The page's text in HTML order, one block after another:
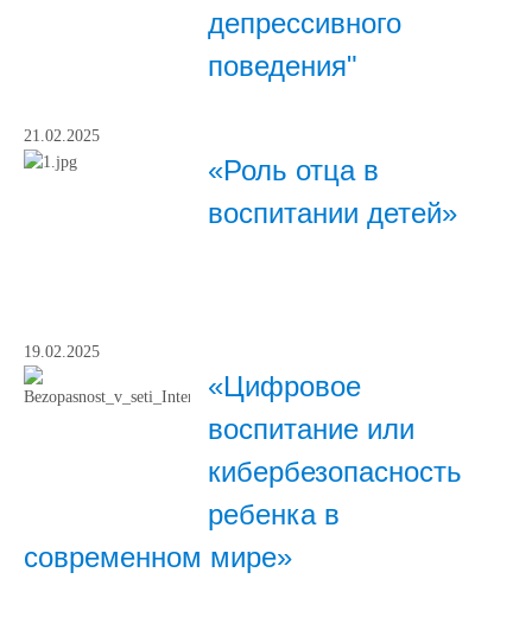
депрессивного
поведения"
21.02.2025
«Роль отца в
воспитании детей»
19.02.2025
«Цифровое
воспитание или
кибербезопасность
ребенка в
современном мире»